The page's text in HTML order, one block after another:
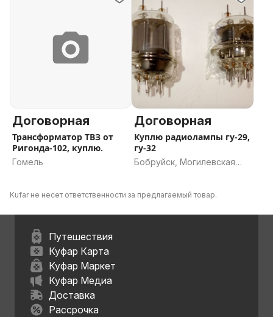
Договорная
Трансформатор ТВЗ от
Ригонда-102, куплю.
Гомель
Договорная
Куплю радиолампы гу-29,
гу-32
Бобруйск, Могилевская
Kufar не несет ответственности за предлагаемый товар.
Путешествия
Куфар Карта
Куфар Маркет
Куфар Медиа
Доставка
Рассрочка